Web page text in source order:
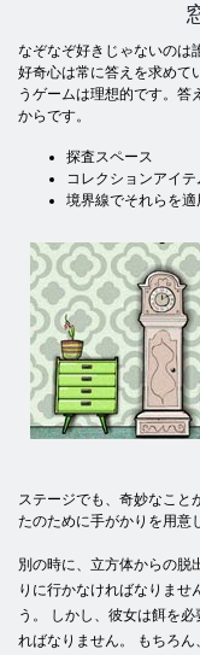
なぞなぞ好きじゃないのは
好奇心は常に答えを求めて
うゲームは理想的です。答
からです。
探査スペース
コレクションアイテ
境界線でそれらを
ステージでも、奇妙なこと
たのために手がかりを用意
別の時に、立方体からの脱
りに行かなければなりませ
う。 しかし、彼女は餌を
ればなりません。 もちろ